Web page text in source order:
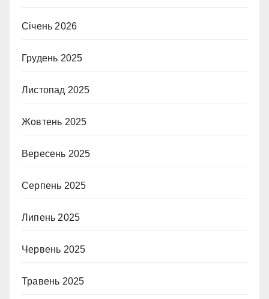
Січень 2026
Грудень 2025
Листопад 2025
Жовтень 2025
Вересень 2025
Серпень 2025
Липень 2025
Червень 2025
Травень 2025